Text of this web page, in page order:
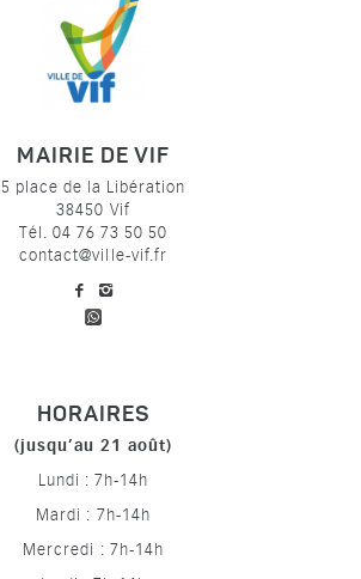
MAIRIE DE VIF
5 place de la Libération
38450 Vif
Tél. 04 76 73 50 50
contact@ville-vif.fr
voir notre page facebook
HORAIRES
(jusqu’au 21 août)
Lundi : 7h-14h
Mardi : 7h-14h
Mercredi : 7h-14h